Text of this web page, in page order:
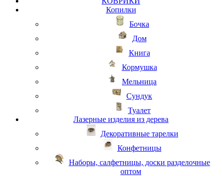
Копилки
Бочка
Дом
Книга
Кормушка
Мельница
Сундук
Туалет
Лазерные изделия из дерева
Декоративные тарелки
Конфетницы
Наборы, салфетницы, доски разделочные
оптом